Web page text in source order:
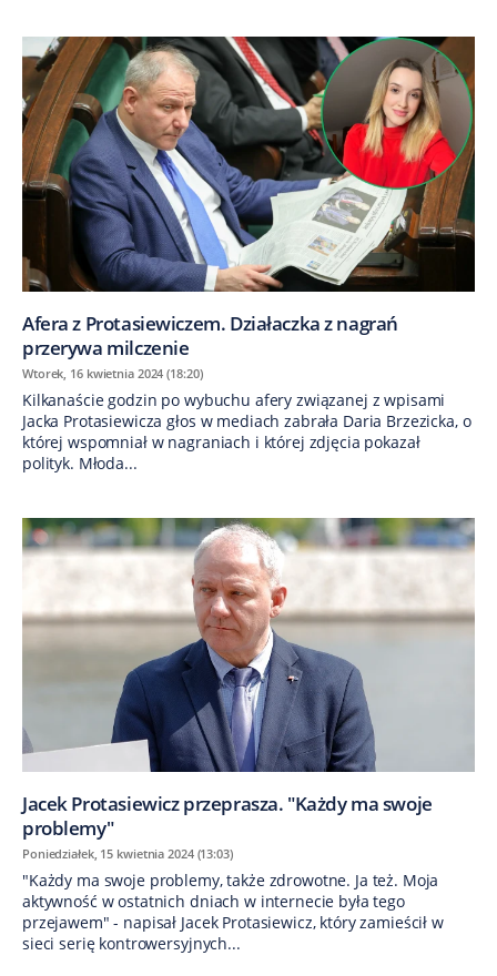
Afera z Protasiewiczem. Działaczka z nagrań
przerywa milczenie
Wtorek, 16 kwietnia 2024 (18:20)
Kilkanaście godzin po wybuchu afery związanej z wpisami
Jacka Protasiewicza głos w mediach zabrała Daria Brzezicka, o
której wspomniał w nagraniach i której zdjęcia pokazał
polityk. Młoda...
Jacek Protasiewicz przeprasza. "Każdy ma swoje
problemy"
Poniedziałek, 15 kwietnia 2024 (13:03)
"Każdy ma swoje problemy, także zdrowotne. Ja też. Moja
aktywność w ostatnich dniach w internecie była tego
przejawem" - napisał Jacek Protasiewicz, który zamieścił w
sieci serię kontrowersyjnych...